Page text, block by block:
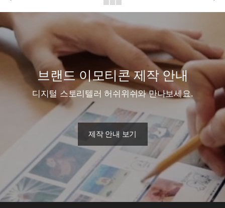
브랜드 이모티콘 제작 안내
디지털 스토리텔러 허쉬위쉬와 만나보세요.
제작 안내 보기